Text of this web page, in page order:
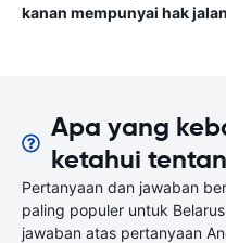
kanan mempunyai hak
Apa yang
ketahui
Pertanyaan dan jawaban
paling populer untuk
jawaban atas pertanyaan